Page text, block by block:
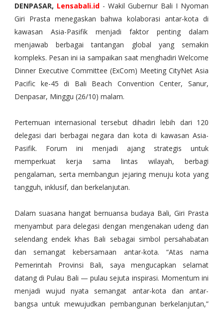
DENPASAR, Lensabali.id - Wakil Gubernur Bali I Nyoman
Giri Prasta menegaskan bahwa kolaborasi antar-kota di
kawasan Asia-Pasifik menjadi faktor penting dalam
menjawab berbagai tantangan global yang semakin
kompleks. Pesan ini ia sampaikan saat menghadiri Welcome
Dinner Executive Committee (ExCom) Meeting CityNet Asia
Pacific ke-45 di Bali Beach Convention Center, Sanur,
Denpasar, Minggu (26/10) malam.
Pertemuan internasional tersebut dihadiri lebih dari 120
delegasi dari berbagai negara dan kota di kawasan Asia-
Pasifik. Forum ini menjadi ajang strategis untuk
memperkuat kerja sama lintas wilayah, berbagi
pengalaman, serta membangun jejaring menuju kota yang
tangguh, inklusif, dan berkelanjutan.
Dalam suasana hangat bernuansa budaya Bali, Giri Prasta
menyambut para delegasi dengan mengenakan udeng dan
selendang endek khas Bali sebagai simbol persahabatan
dan semangat kebersamaan antar-kota. “Atas nama
Pemerintah Provinsi Bali, saya mengucapkan selamat
datang di Pulau Bali — pulau sejuta inspirasi. Momentum ini
menjadi wujud nyata semangat antar-kota dan antar-
bangsa untuk mewujudkan pembangunan berkelanjutan,”